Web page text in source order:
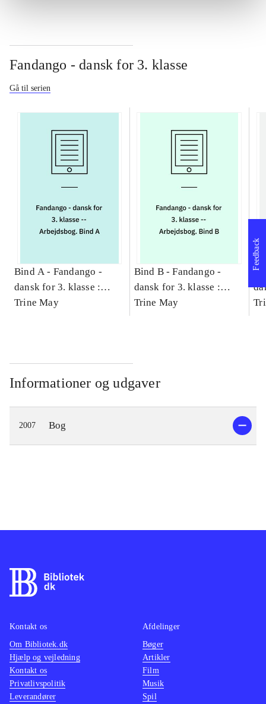
Fandango - dansk for 3. klasse
Gå til serien
Bind A - Fandango -
dansk for 3. klasse :
grundbog -- Arbejdsbog.
Trine May
Bind B -Fandango -
dansk for 3. klasse :
grundbog -- Arbejdsbog.
Trine May
Informationer og udgaver
2007 Bog
Feedback
Kontakt os
Om Bibliotek.dk
Hjælp og vejledning
Kontakt os
Privatlivspolitik
Leverandører
Afdelinger
Bøger
Artikler
Film
Musik
Spil